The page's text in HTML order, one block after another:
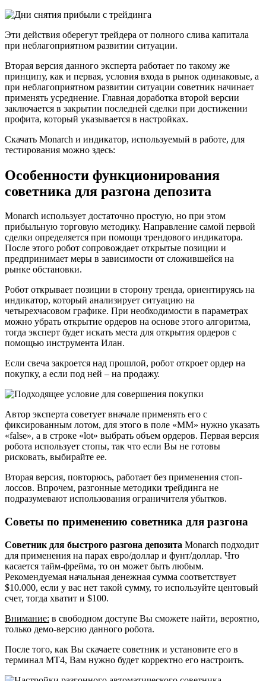
Эти действия оберегут трейдера от полного слива капитала
при неблагоприятном развитии ситуации.
Вторая версия данного эксперта работает по такому же
принципу, как и первая, условия входа в рынок одинаковые, а
при неблагоприятном развитии ситуации советник начинает
применять усреднение. Главная доработка второй версии
заключается в закрытии последней сделки при достижении
профита, который указывается в настройках.
Скачать Monarch и индикатор, используемый в работе, для
тестирования можно здесь:
Особенности функционирования
советника для разгона депозита
Monarch использует достаточно простую, но при этом
прибыльную торговую методику. Направление самой первой
сделки определяется при помощи трендового индикатора.
После этого робот сопровождает открытые позиции и
предпринимает меры в зависимости от сложившейся на
рынке обстановки.
Робот открывает позиции в сторону тренда, ориентируясь на
индикатор, который анализирует ситуацию на
четырехчасовом графике. При необходимости в параметрах
можно убрать открытие ордеров на основе этого алгоритма,
тогда эксперт будет искать места для открытия ордеров с
помощью инструмента Илан.
Если свеча закроется над прошлой, робот откроет ордер на
покупку, а если под ней – на продажу.
Автор эксперта советует вначале применять его с
фиксированным лотом, для этого в поле «MM» нужно указать
«false», а в строке «lot» выбрать объем ордеров. Первая версия
робота использует стопы, так что если Вы не готовы
рисковать, выбирайте ее.
Вторая версия, повторюсь, работает без применения стоп-
лоссов. Впрочем, разгонные методики трейдинга не
подразумевают использования ограничителя убытков.
Советы по применению советника для разгона
Советник для быстрого разгона депозита Monarch подходит
для применения на парах евро/доллар и фунт/доллар. Что
касается тайм-фрейма, то он может быть любым.
Рекомендуемая начальная денежная сумма соответствует
$10.000, если у вас нет такой сумму, то используйте центовый
счет, тогда хватит и $100.
Внимание: в свободном доступе Вы сможете найти, вероятно,
только демо-версию данного робота.
После того, как Вы скачаете советник и установите его в
терминал МТ4, Вам нужно будет корректно его настроить.